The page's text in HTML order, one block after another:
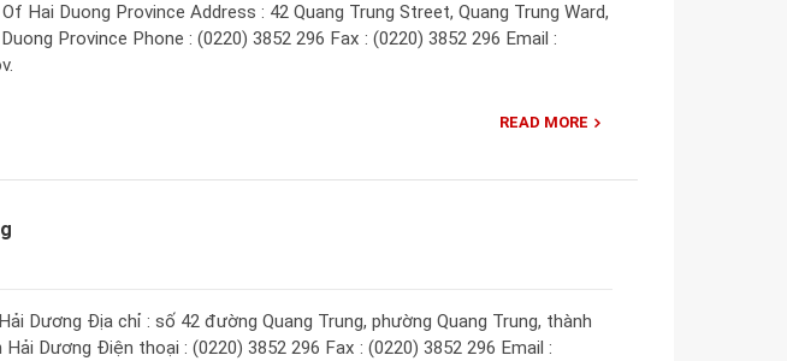
Hai Duong Province Address : 42 Quang Trung Street, Quang Trung Ward,
Province Phone : (0220) 3852 296 Fax : (0220) 3852 296 Email :
READ MORE
Dương Địa chỉ : số 42 đường Quang Trung, phường Quang Trung, thành
Dương Điện thoại : (0220) 3852 296 Fax : (0220) 3852 296 Email :